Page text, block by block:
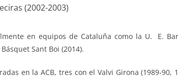
(2002-2003)
en equipos de Cataluña como la U. E.
Sant Boi (2014).
en la ACB, tres con el Valvi Girona (1989-90,